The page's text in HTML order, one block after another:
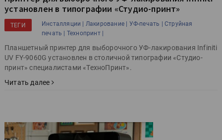
установлен в типографии «Студио-принт»
ТЕГИ Инсталляции | Лакирование | УФ-печать |
Струйная
печать |
Технопринт |
Планшетный принтер для выборочного УФ-лакирования Infiniti
UV FY-9060G установлен в столичной типографии «Студио-
принт» специалистами «ТехноПринт».
Читать далее